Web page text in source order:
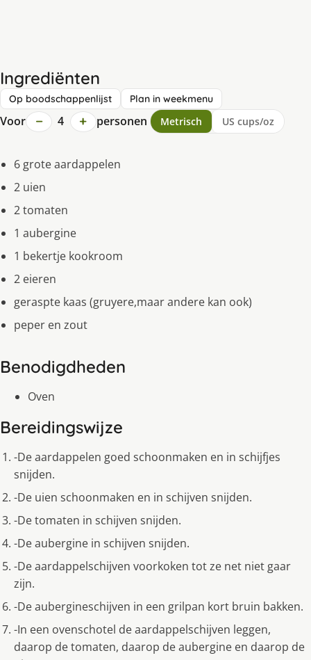
Ingrediënten
Op boodschappenlijst Plan in weekmenu
Voor − 4 + personen Metrisch US cups/oz
6 grote aardappelen
2 uien
2 tomaten
1 aubergine
1 bekertje kookroom
2 eieren
geraspte kaas (gruyere,maar andere kan ook)
peper en zout
Benodigdheden
Oven
Bereidingswijze
-De aardappelen goed schoonmaken en in schijfjes
snijden.
-De uien schoonmaken en in schijven snijden.
-De tomaten in schijven snijden.
-De aubergine in schijven snijden.
-De aardappelschijven voorkoken tot ze net niet gaar
zijn.
-De aubergineschijven in een grilpan kort bruin bakken.
-In een ovenschotel de aardappelschijven leggen,
daarop de tomaten, daarop de aubergine en daarop de